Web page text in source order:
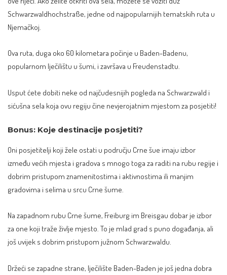
Schwarzwaldhochstraße, jedne od najpopularnijih tematskih ruta u
Njemačkoj.
Ova ruta, duga oko 60 kilometara počinje u Baden-Badenu,
popularnom lječilištu u šumi, i završava u Freudenstadtu.
Usput ćete dobiti neke od najčudesnijih pogleda na Schwarzwald i
sićušna sela koja ovu regiju čine nevjerojatnim mjestom za posjetiti!
Bonus: Koje destinacije posjetiti?
Oni posjetitelji koji žele ostati u području Crne šue imaju izbor
između većih mjesta i gradova s mnogo toga za raditi na rubu regije i
dobrim pristupom znamenitostima i aktivnostima ili manjim
gradovima i selima u srcu Crne šume.
Na zapadnom rubu Crne šume, Freiburg im Breisgau dobar je izbor
za one koji traže življe mjesto. To je mlad grad s puno događanja, ali
još uvijek s dobrim pristupom južnom Schwarzwaldu.
Držeći se zapadne strane, lječilište Baden-Baden je još jedna dobra